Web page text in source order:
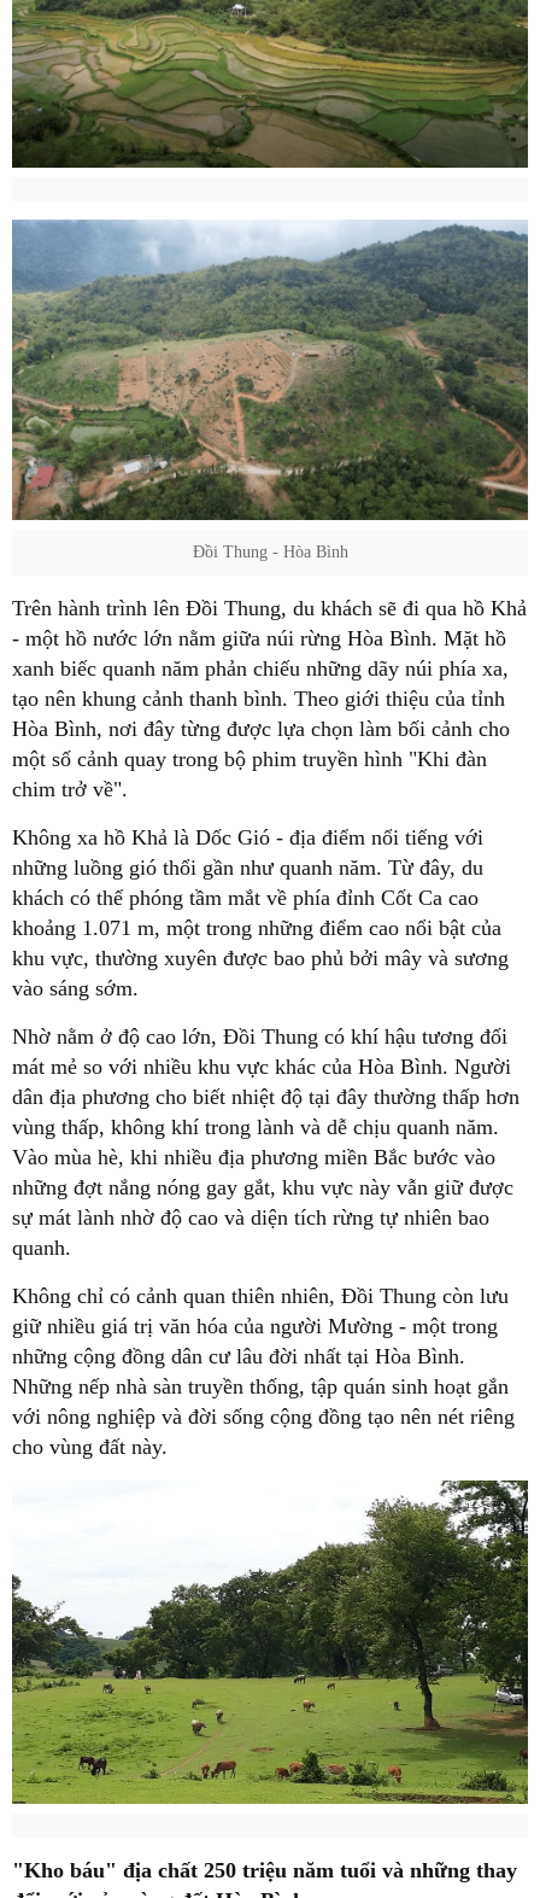
Đồi Thung - Hòa Bình
Trên hành trình lên Đồi Thung, du khách sẽ đi qua hồ Khả
- một hồ nước lớn nằm giữa núi rừng Hòa Bình. Mặt hồ
xanh biếc quanh năm phản chiếu những dãy núi phía xa,
tạo nên khung cảnh thanh bình. Theo giới thiệu của tỉnh
Hòa Bình, nơi đây từng được lựa chọn làm bối cảnh cho
một số cảnh quay trong bộ phim truyền hình "Khi đàn
chim trở về".
Không xa hồ Khả là Dốc Gió - địa điểm nổi tiếng với
những luồng gió thổi gần như quanh năm. Từ đây, du
khách có thể phóng tầm mắt về phía đỉnh Cốt Ca cao
khoảng 1.071 m, một trong những điểm cao nổi bật của
khu vực, thường xuyên được bao phủ bởi mây và sương
vào sáng sớm.
Nhờ nằm ở độ cao lớn, Đồi Thung có khí hậu tương đối
mát mẻ so với nhiều khu vực khác của Hòa Bình. Người
dân địa phương cho biết nhiệt độ tại đây thường thấp hơn
vùng thấp, không khí trong lành và dễ chịu quanh năm.
Vào mùa hè, khi nhiều địa phương miền Bắc bước vào
những đợt nắng nóng gay gắt, khu vực này vẫn giữ được
sự mát lành nhờ độ cao và diện tích rừng tự nhiên bao
quanh.
Không chỉ có cảnh quan thiên nhiên, Đồi Thung còn lưu
giữ nhiều giá trị văn hóa của người Mường - một trong
những cộng đồng dân cư lâu đời nhất tại Hòa Bình.
Những nếp nhà sàn truyền thống, tập quán sinh hoạt gắn
với nông nghiệp và đời sống cộng đồng tạo nên nét riêng
cho vùng đất này.
"Kho báu" địa chất 250 triệu năm tuổi và những thay